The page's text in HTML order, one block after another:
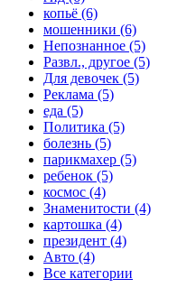
копьё (6)
мошенники (6)
Непознанное (5)
Развл., другое (5)
Для девочек (5)
Реклама (5)
еда (5)
Политика (5)
болезнь (5)
парикмахер (5)
ребенок (5)
космос (4)
Знаменитости (4)
картошка (4)
президент (4)
Авто (4)
Все категории